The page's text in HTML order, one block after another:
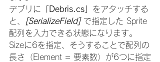
デブリに
「Debris.cs」 をアタッチする
と、
[SerializeField] で指定した Sprite
配列を入力できる状態になります。
Sizeに6を指定、そうすることで配列の
長さ（Element = 要素数）が6つに指定